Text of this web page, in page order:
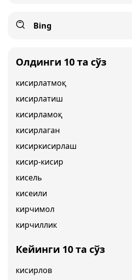
Bing
Олдинги 10 та сўз
кисирлатмоқ
кисирлатиш
кисирламоқ
кисирлаган
кисиркисирлаш
кисир-кисир
кисель
кисеили
кирчимол
кирчиллик
Кейинги 10 та сўз
кисирлов